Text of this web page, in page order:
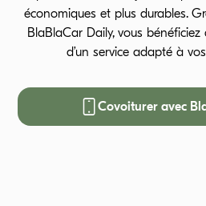
économiques et plus durables.
BlaBlaCar Daily, vous bénéficiez
d’un service adapté à
Covoiturer avec